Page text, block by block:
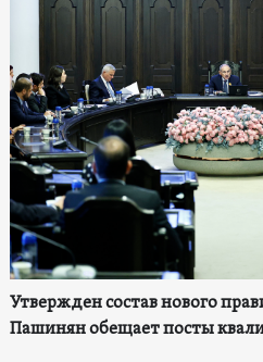
Утвержден состав нового
Пашинян обещает посты